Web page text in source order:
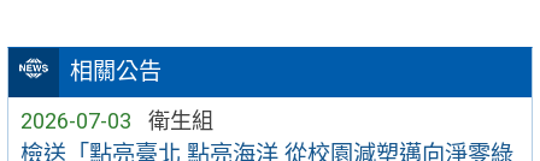
相關公告
2026-07-03 衛生組
檢送「點亮臺北 點亮海洋 從校園減塑邁向淨零綠